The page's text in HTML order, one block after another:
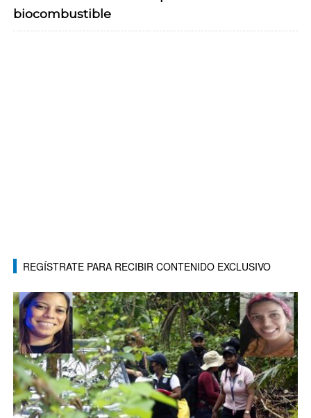
biocombustible
REGÍSTRATE PARA RECIBIR CONTENIDO EXCLUSIVO